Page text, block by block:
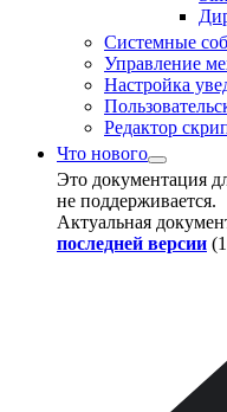
Системные
Управление
Настройка
Редактор
Что нового
Это документация
не поддерживается.
Актуальная
последней версии (